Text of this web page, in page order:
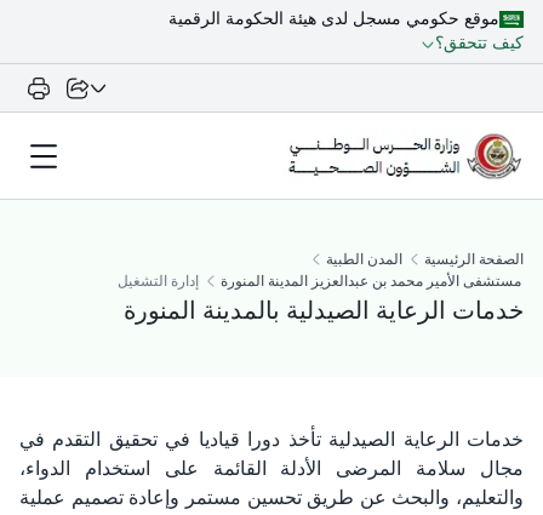
موقع حكومي مسجل لدى هيئة الحكومة الرقمية
كيف تتحقق؟
الصفحة الرئيسية
المدن الطبية
مستشفى الأمير محمد بن عبدالعزيز المدينة المنورة
إدارة التشغيل
خدمات الرعاية الصيدلية بالمدينة المنورة
خدمات الرعاية الصيدلية تأخذ دورا قياديا في تحقيق التقدم في
مجال سلامة المرضى الأدلة القائمة على استخدام الدواء،
والتعليم، والبحث عن طريق تحسين مستمر وإعادة تصميم عملية